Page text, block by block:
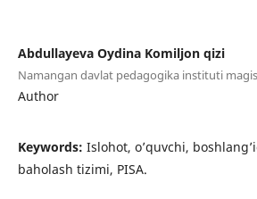
Abdullayeva Oydina Komiljon qizi
Namangan davlat pedagogika instituti
Author
Keywords: Islohot, o’quvchi,
baholash tizimi, PISA.